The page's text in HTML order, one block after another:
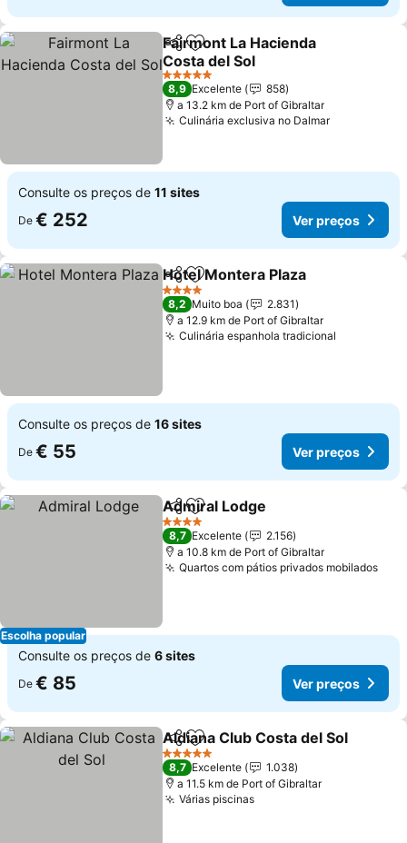
PartilharAdicionar aos favoritos
Fairmont La Hacienda
Costa del Sol
Ver preços
5 Estrelas
8,9 Excelente
858
a 13.2 km de Port of Gibraltar
Culinária exclusiva no DalmarVer preços
Consulte os preços de 11 sites
De € 252 Ver preços
PartilharAdicionar aos favoritos
Hotel Montera Plaza
4 Estrelas
8,2 Muito boa
2.831
a 12.9 km de Port of Gibraltar
Culinária espanhola tradicional
Consulte os preços de 16 sites
De € 55 Ver preços
Escolha popular
PartilharAdicionar aos favoritos
Admiral Lodge
4 Estrelas
8,7 Excelente
2.156
a 10.8 km de Port of Gibraltar
Quartos com pátios privados mobiladosVer
Consulte os preços de 6 sites
De € 85 Ver preços
PartilharAdicionar aos favoritos
Aldiana Club Costa del Sol
5 Estrelas
8,7 Excelente
1.038
a 11.5 km de Port of Gibraltar
Várias piscinasVer preços